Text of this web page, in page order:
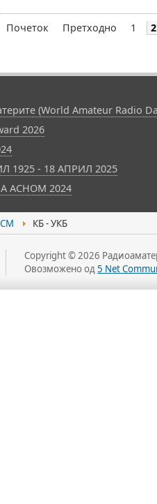
Почеток Претходно 1 2
(World Amateur Radio
2026
1925 - 18 АПРИЛ 2025
АСНОМ 2024
КБ - УКБ
Copyright © 2026
Овозможено од5 Net